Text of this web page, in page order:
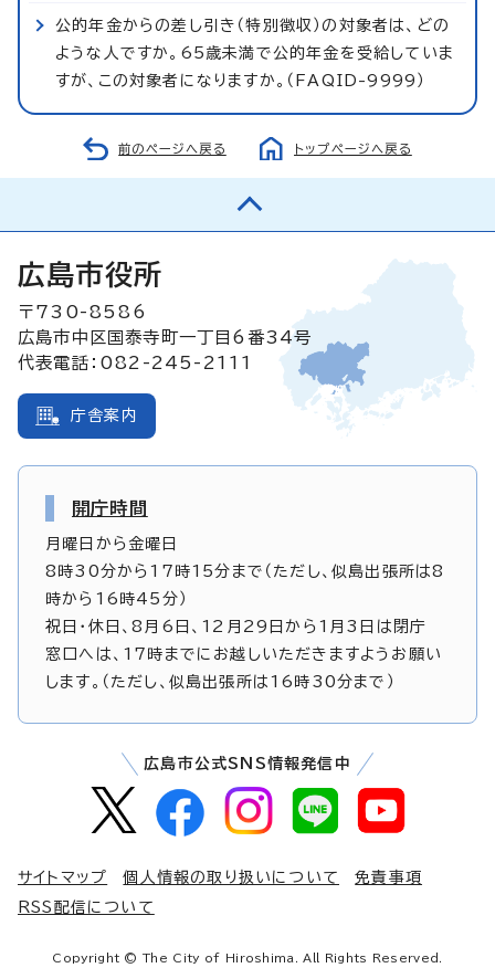
公的年金からの差し引き（特別徴収）の対象者は、どの
ような人ですか。65歳未満で公的年金を受給していま
すが、この対象者になりますか。（FAQID-9999）
前のページへ戻る トップページへ戻る
広島市役所
〒730-8586
広島市中区国泰寺町一丁目6番34号
代表電話：082-245-2111
庁舎案内
開庁時間
月曜日から金曜日
8時30分から17時15分まで（ただし、似島出張所は8
時から16時45分）
祝日・休日、8月6日、12月29日から1月3日は閉庁
窓口へは、17時までにお越しいただきますようお願い
します。（ただし、似島出張所は16時30分まで）
広島市公式SNS情報発信中
サイトマップ 個人情報の取り扱いについて
免責事項
RSS配信について
Copyright © The City of Hiroshima. All Rights Reserved.